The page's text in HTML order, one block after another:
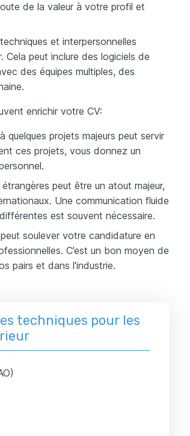
de la valeur à votre profil et
et interpersonnelles
Cela peut inclure des logiciels de
des équipes multiples, des
enrichir votre CV:
quelques projets majeurs peut servir
ces projets, vous donnez un
peut être un atout majeur,
Une communication fluide
est souvent nécessaire.
soulever votre candidature en
C’est un bon moyen de
pairs et dans l'industrie.
techniques pour les